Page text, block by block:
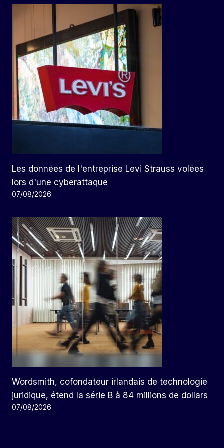
Les données de l'entreprise Levi Strauss volées
lors d'une cyberattaque
07/08/2026
Wordsmith, cofondateur irlandais de technologie
juridique, étend la série B à 84 millions de dollars
07/08/2026